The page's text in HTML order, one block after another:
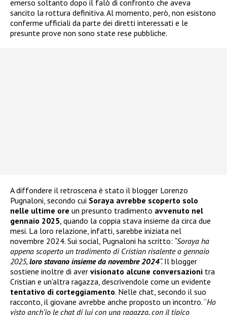
emerso soltanto dopo il falò di confronto che aveva
sancito la rottura definitiva. Al momento, però, non esistono
conferme ufficiali da parte dei diretti interessati e le
presunte prove non sono state rese pubbliche.
A diffondere il retroscena è stato il blogger Lorenzo
Pugnaloni, secondo cui Soraya avrebbe scoperto solo
nelle ultime ore un presunto tradimento avvenuto nel
gennaio 2025 , quando la coppia stava insieme da circa due
mesi. La loro relazione, infatti, sarebbe iniziata nel
novembre 2024. Sui social, Pugnaloni ha scritto: “Soraya ha
appena scoperto un tradimento di Cristian risalente a gennaio
2025, loro stavano insieme da novembre 2024“. Il blogger
sostiene inoltre di aver visionato alcune conversazioni tra
Cristian e un’altra ragazza, descrivendole come un evidente
tentativo di corteggiamento. Nelle chat, secondo il suo
racconto, il giovane avrebbe anche proposto un incontro. “Ho
visto anch’io le chat di lui con una ragazza, con il tipico